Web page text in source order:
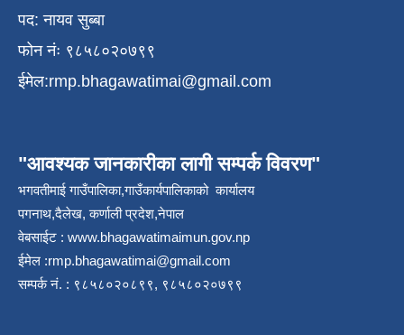
पद: नायव सुब्बा
फोन नंः ९८५८०२०७९९
ईमेल:rmp.bhagawatimai@gmail.com
"आवश्यक जानकारीका लागी सम्पर्क विवरण"
भगवतीमाई गाउँपालिका,गाउँकार्यपालिकाको कार्यालय
पगनाथ,दैलेख, कर्णाली प्रदेश,नेपाल
वेबसाईट : www.bhagawatimaimun.gov.np
ईमेल :rmp.bhagawatimai@gmail.com
सम्पर्क नं. : ९८५८०२०८९९, ९८५८०२०७९९